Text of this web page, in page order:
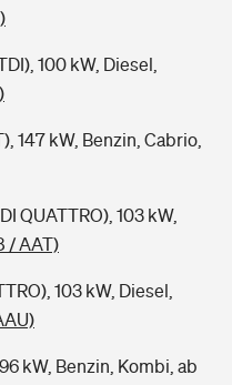
100 kW, Diesel,
147 kW, Benzin, Cabrio,
QUATTRO), 103 kW,
/ AAT)
103 kW, Diesel,
kW, Benzin, Kombi, ab